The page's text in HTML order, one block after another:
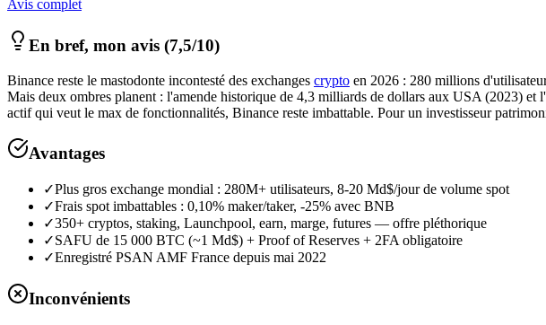
Avis complet
En bref, mon avis (7,5/10)
Binance reste le mastodonte incontesté des exchanges crypto en 2026 : 280 millions
Mais deux ombres planent : l'amende historique de 4,3 milliards de dollars aux USA (2023)
actif qui veut le max de fonctionnalités, Binance reste imbattable. Pour un investisseur
Avantages
✓Plus gros exchange mondial : 280M+ utilisateurs, 8-20 Md$/jour de volume spot
✓Frais spot imbattables : 0,10% maker/taker, -25% avec BNB
✓350+ cryptos, staking, Launchpool, earn, marge, futures — offre pléthorique
✓SAFU de 15 000 BTC (~1 Md$) + Proof of Reserves + 2FA obligatoire
✓Enregistré PSAN AMF France depuis mai 2022
Inconvénients